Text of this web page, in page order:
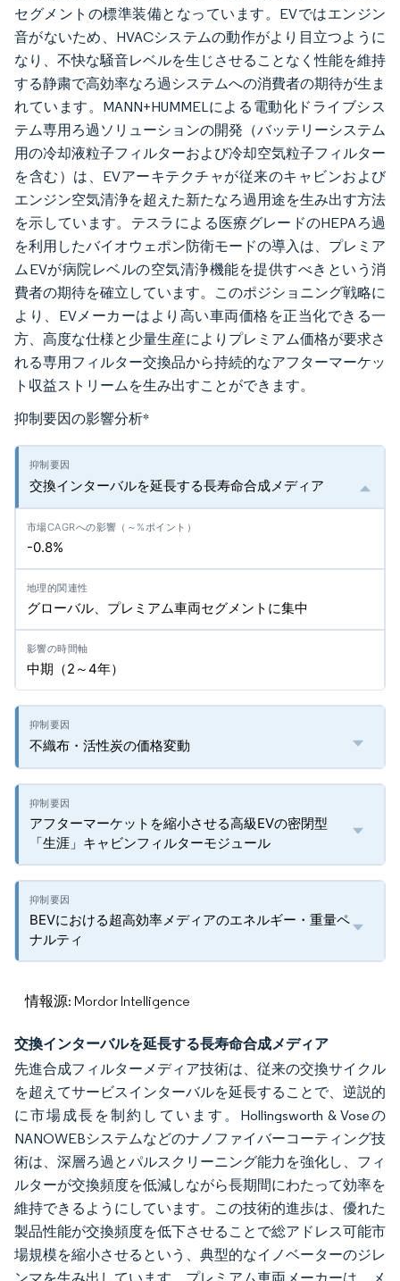
セグメントの標準装備となっています。EVではエンジン
音がないため、HVACシステムの動作がより目立つように
なり、不快な騒音レベルを生じさせることなく性能を維持
する静粛で高効率なろ過システムへの消費者の期待が生ま
れています。MANN+HUMMELによる電動化ドライブシス
テム専用ろ過ソリューションの開発（バッテリーシステム
用の冷却液粒子フィルターおよび冷却空気粒子フィルター
を含む）は、EVアーキテクチャが従来のキャビンおよび
エンジン空気清浄を超えた新たなろ過用途を生み出す方法
を示しています。テスラによる医療グレードのHEPAろ過
を利用したバイオウェポン防衛モードの導入は、プレミア
ムEVが病院レベルの空気清浄機能を提供すべきという消
費者の期待を確立しています。このポジショニング戦略に
より、EVメーカーはより高い車両価格を正当化できる一
方、高度な仕様と少量生産によりプレミアム価格が要求さ
れる専用フィルター交換品から持続的なアフターマーケッ
ト収益ストリームを生み出すことができます。
抑制要因の影響分析*
交換インターバルを延長する長寿命合成メディア
-0.8%
グローバル、プレミアム車両セグメントに集中
中期（2～4年）
不織布・活性炭の価格変動
アフターマーケットを縮小させる高級EVの密閉型
「生涯」キャビンフィルターモジュール
BEVにおける超高効率メディアのエネルギー・重量ペ
ナルティ
情報源: Mordor Intelligence
交換インターバルを延長する長寿命合成メディア
先進合成フィルターメディア技術は、従来の交換サイクル
を超えてサービスインターバルを延長することで、逆説的
に市場成長を制約しています。Hollingsworth & Voseの
NANOWEBシステムなどのナノファイバーコーティング技
術は、深層ろ過とパルスクリーニング能力を強化し、フィ
ルターが交換頻度を低減しながら長期間にわたって効率を
維持できるようにしています。この技術的進歩は、優れた
製品性能が交換頻度を低下させることで総アドレス可能市
場規模を縮小させるという、典型的なイノベーターのジレ